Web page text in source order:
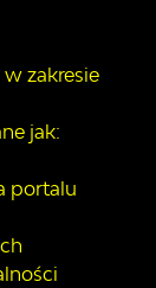
zakresie
jak:
portalu